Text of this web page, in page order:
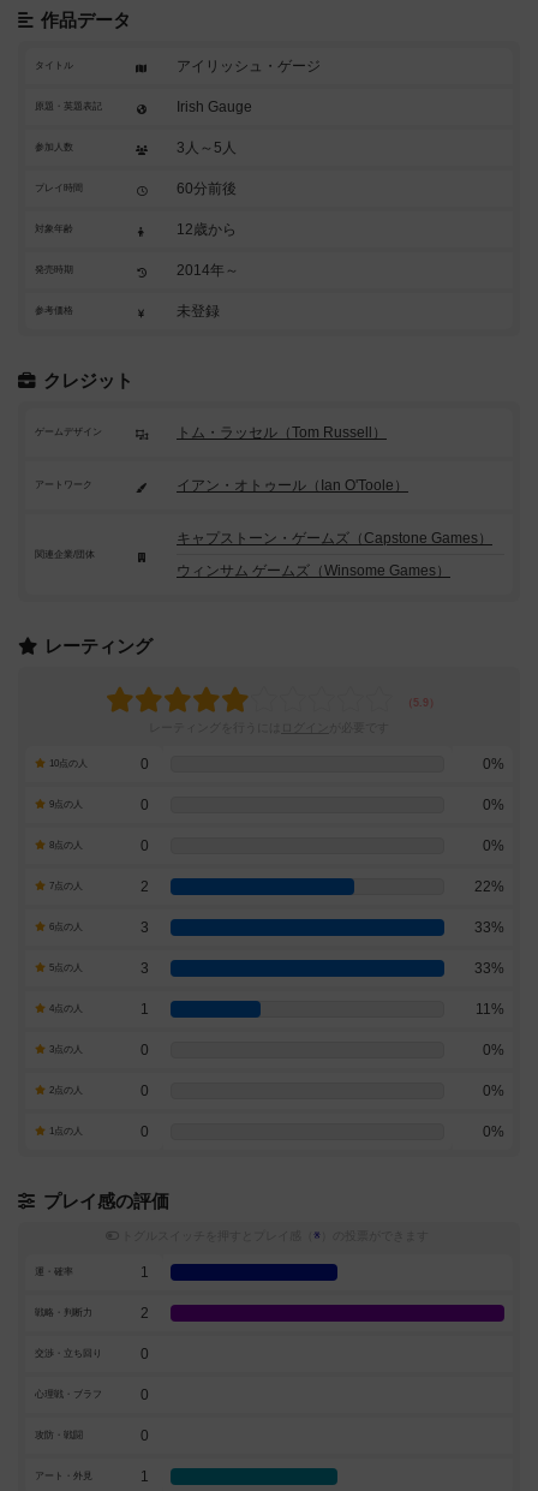
作品データ
タイトル アイリッシュ・ゲージ
原題・英題表記 Irish Gauge
参加人数 3人～5人
プレイ時間 60分前後
対象年齢 12歳から
発売時期 2014年～
参考価格 未登録
クレジット
ゲームデザイン トム・ラッセル（Tom Russell）
アートワーク イアン・オトゥール（Ian O'Toole）
関連企業/団体
キャプストーン・ゲームズ（Capstone Games）
ウィンサム ゲームズ（Winsome Games）
レーティング
10点の人 0 0%
9点の人 0 0%
8点の人 0 0%
7点の人 2 22%
6点の人 3 33%
5点の人 3 33%
4点の人 1 11%
3点の人 0 0%
2点の人 0 0%
1点の人 0 0%
プレイ感の評価
※
運・確率 1
戦略・判断力 2
交渉・立ち回り 0
心理戦・ブラフ 0
攻防・戦闘 0
アート・外見 1